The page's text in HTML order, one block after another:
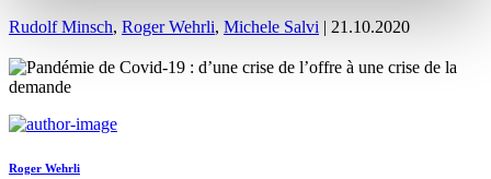
Rudolf Minsch, Roger Wehrli, Michele Salvi | 21.10.2020
Roger Wehrli